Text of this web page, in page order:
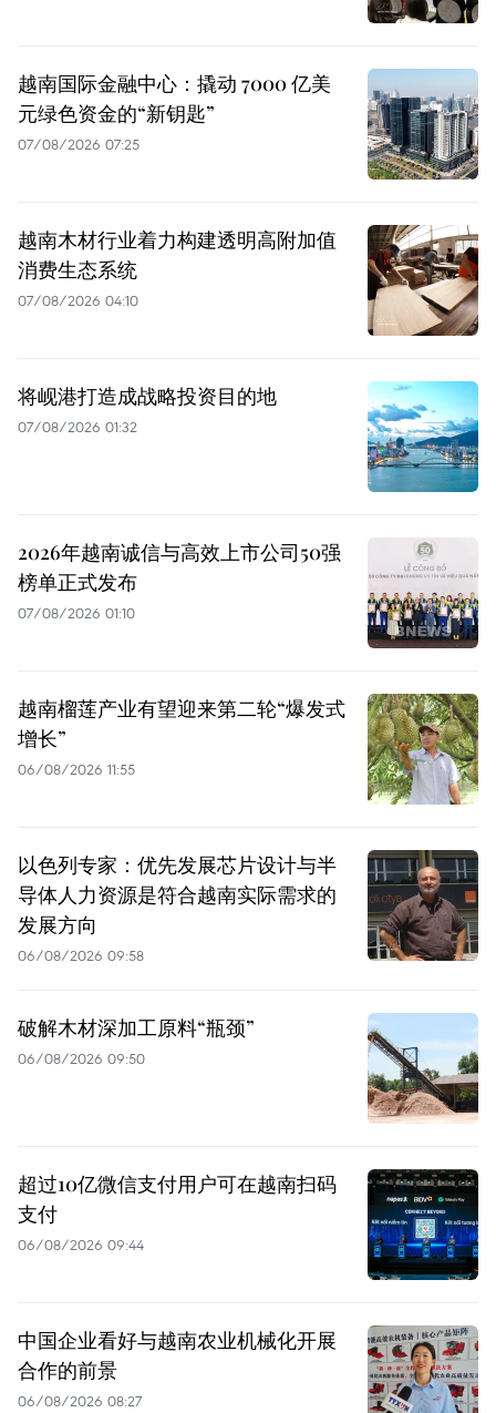
越南国际金融中心：撬动 7000 亿美
元绿色资金的“新钥匙”
07/08/2026 07:25
越南木材行业着力构建透明高附加值
消费生态系统
07/08/2026 04:10
将岘港打造成战略投资目的地
07/08/2026 01:32
2026年越南诚信与高效上市公司50强
榜单正式发布
07/08/2026 01:10
越南榴莲产业有望迎来第二轮“爆发式
增长”
06/08/2026 11:55
以色列专家：优先发展芯片设计与半
导体人力资源是符合越南实际需求的
发展方向
06/08/2026 09:58
破解木材深加工原料“瓶颈”
06/08/2026 09:50
超过10亿微信支付用户可在越南扫码
支付
06/08/2026 09:44
中国企业看好与越南农业机械化开展
合作的前景
06/08/2026 08:27